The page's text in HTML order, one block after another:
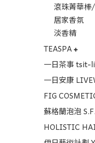
滾珠菁華棒
居家香氛
淡香精
TEASPA
一日茶事
一日安康
FIG
蘇格蘭泡泡
HOLISTIC